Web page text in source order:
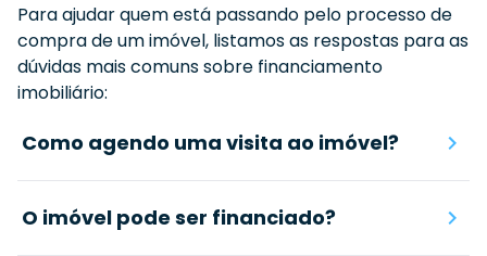
Para ajudar quem está passando pelo processo de
compra de um imóvel, listamos as respostas para as
dúvidas mais comuns sobre financiamento
imobiliário:
Como agendo uma visita ao imóvel?
O imóvel pode ser financiado?